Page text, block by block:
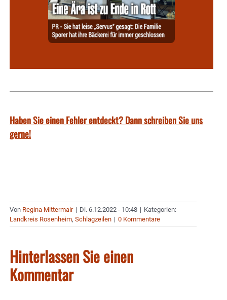
Haben Sie einen Fehler entdeckt? Dann schreiben Sie uns
gerne!
Von Regina Mittermair | Di. 6.12.2022 - 10:48 | Kategorien:
Landkreis Rosenheim, Schlagzeilen | 0 Kommentare
Hinterlassen Sie einen
Kommentar